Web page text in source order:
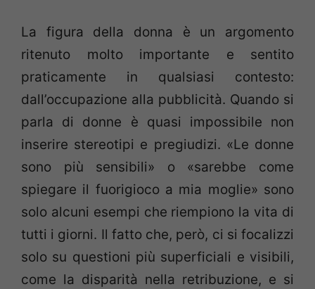
La figura della donna è un argomento
ritenuto molto importante e sentito
praticamente in qualsiasi contesto:
dall’occupazione alla pubblicità. Quando si
parla di donne è quasi impossibile non
inserire stereotipi e pregiudizi. «Le donne
sono più sensibili» o «sarebbe come
spiegare il fuorigioco a mia moglie» sono
solo alcuni esempi che riempiono la vita di
tutti i giorni. Il fatto che, però, ci si focalizzi
solo su questioni più superficiali e visibili,
come la disparità nella retribuzione, e si